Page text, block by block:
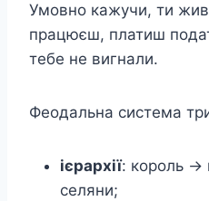
Умовно кажучи, ти
працюєш, платиш
тебе не вигнали.
Феодальна система
ієрархії: король →
селяни;